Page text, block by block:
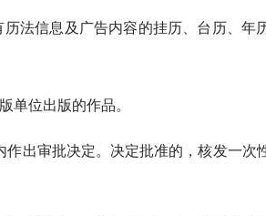
法信息及广告内容的挂历、台历、年
单位出版的作品。
出审批决定。决定批准的，核发一次